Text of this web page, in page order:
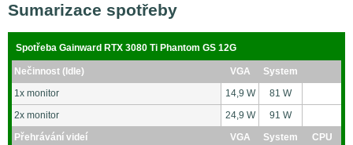
Sumarizace spotřeby
Spotřeba Gainward RTX 3080 Ti Phantom GS 12G
Nečinnost (Idle) VGA
System
1x monitor
14,9 W
81 W
2x monitor
24,9 W
91 W
Přehrávání videí
VGA System
CPU